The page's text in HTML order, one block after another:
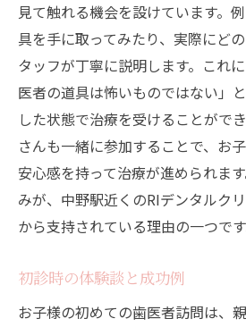
見て触れる機会を設けています。
具を手に取ってみたり、実際にど
タッフが丁寧に説明します。これ
医者の道具は怖いものではない」
した状態で治療を受けることがで
さんも一緒に参加することで、お
安心感を持って治療が進められま
みが、中野駅近くのRIデンタルク
から支持されている理由の一つです
初診時の体験談と成功例
お子様の初めての歯医者訪問は、